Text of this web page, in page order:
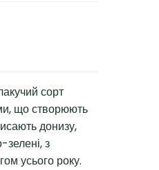
сорт
що створюють
донизу,
з
усього року.